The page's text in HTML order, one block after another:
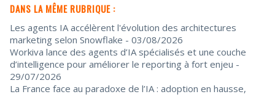
DANS LA MÊME RUBRIQUE :
Les agents IA accélèrent l'évolution des architectures
marketing selon Snowflake - 03/08/2026
Workiva lance des agents d’IA spécialisés et une couche
d’intelligence pour améliorer le reporting à fort enjeu -
29/07/2026
La France face au paradoxe de l’IA : adoption en hausse,